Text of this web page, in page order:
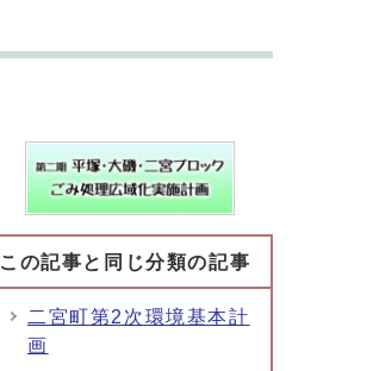
この記事と同じ分類の記事
二宮町第2次環境基本計
画